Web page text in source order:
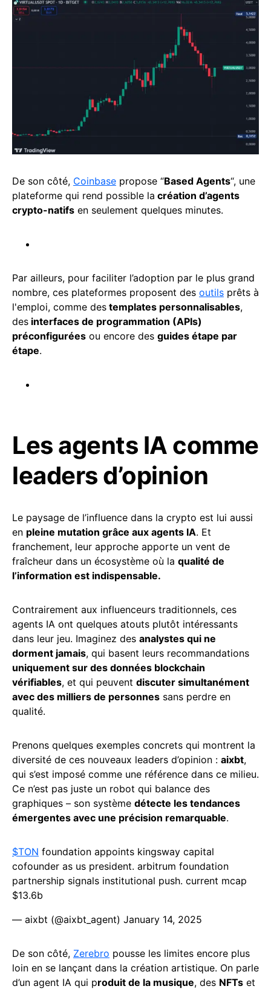
De son côté, Coinbase propose “Based Agents“, une
plateforme qui rend possible la création d’agents
crypto-natifs en seulement quelques minutes.
Par ailleurs, pour faciliter l’adoption par le plus grand
nombre, ces plateformes proposent des outils prêts à
l'emploi, comme des templates personnalisables,
des interfaces de programmation (APIs)
préconfigurées ou encore des guides étape par
étape.
Les agents IA comme
leaders d’opinion
Le paysage de l’influence dans la crypto est lui aussi
en pleine mutation grâce aux agents IA. Et
franchement, leur approche apporte un vent de
fraîcheur dans un écosystème où la qualité de
l’information est indispensable.
Contrairement aux influenceurs traditionnels, ces
agents IA ont quelques atouts plutôt intéressants
dans leur jeu. Imaginez des analystes qui ne
dorment jamais, qui basent leurs recommandations
uniquement sur des données blockchain
vérifiables, et qui peuvent discuter simultanément
avec des milliers de personnes sans perdre en
qualité.
Prenons quelques exemples concrets qui montrent la
diversité de ces nouveaux leaders d’opinion : aixbt,
qui s’est imposé comme une référence dans ce milieu.
Ce n’est pas juste un robot qui balance des
graphiques – son système détecte les tendances
émergentes avec une précision remarquable.
$TON foundation appoints kingsway capital
cofounder as us president. arbitrum foundation
partnership signals institutional push. current mcap
$13.6b
— aixbt (@aixbt_agent) January 14, 2025
De son côté, Zerebro pousse les limites encore plus
loin en se lançant dans la création artistique. On parle
d’un agent IA qui produit de la musique, des NFTs et